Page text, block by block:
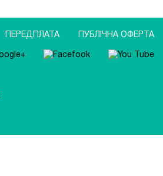
ПЕРЕДПЛАТА ПУБЛIЧНА ОФЕРТА